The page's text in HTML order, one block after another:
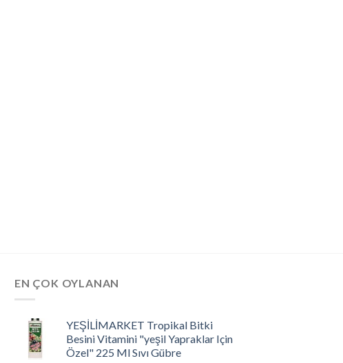
EN ÇOK OYLANAN
YEŞİLİMARKET Tropikal Bitki
Besini Vitamini "yeşil Yapraklar Için
Özel" 225 Ml Sıvı Gübre